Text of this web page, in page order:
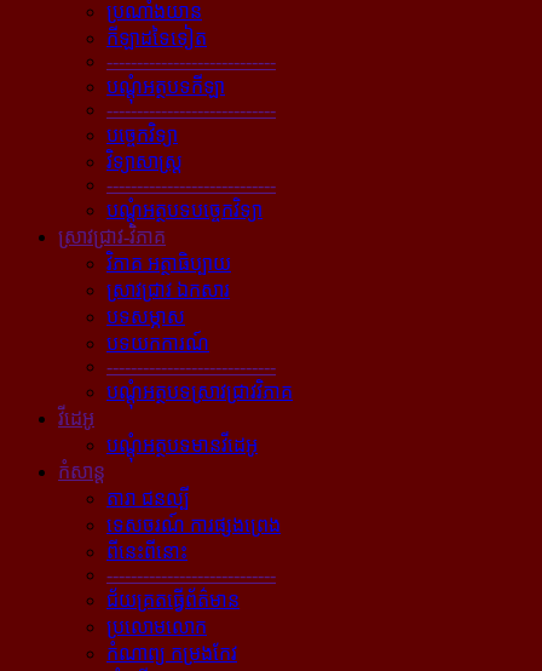
ប្រណាំងយាន
កីឡាដទៃទៀត
----------------------------
បណ្ដុំអត្ថបទកីឡា
----------------------------
បច្ចេកវិទ្យា
វិទ្យាសាស្ត្រ
----------------------------
បណ្ដុំអត្ថបទបច្ចេកវិទ្យា
ស្រាវជ្រាវ-វិភាគ
វិភាគ អត្ថាធិប្បាយ
ស្រាវជ្រាវ ឯកសារ
បទសម្ភាស
បទយកការណ៍
----------------------------
បណ្ដុំអត្ថបទស្រាវជ្រាវវិភាគ
វីដេអូ
បណ្ដុំអត្ថបទមានវីដេអូ
កំសាន្ដ
តារា ជនល្បី
ទេសចរណ៍ ការផ្សងព្រេង
ពីនេះពីនោះ
----------------------------
ជ័យគ្រតធ្វើព័ត៌មាន
ប្រលោមលោក
កំណាព្យ កម្រងកែវ